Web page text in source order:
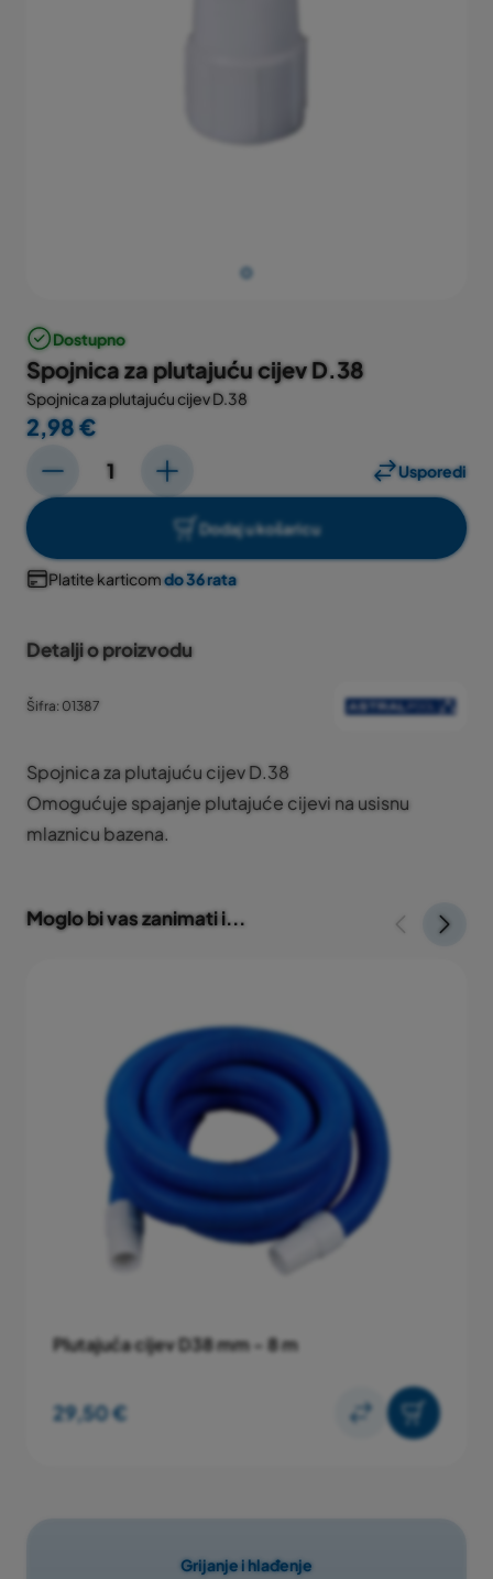
Dostupno
Spojnica za plutajuću cijev D.38
Spojnica za plutajuću cijev D.38
2,98 €
Dodaj u košaricu
Usporedi
Platite karticomdo 36 rata
Detalji o proizvodu
Šifra: 01387
Spojnica za plutajuću cijev D.38
Omogućuje spajanje plutajuće cijevi na usisnu
mlaznicu bazena.
Moglo bi vas zanimati i...
Plutajuća cijev D38 mm - 8 m
29,50 €
Grijanje i hlađenje